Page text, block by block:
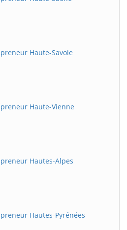
Haute-Savoie
Haute-Vienne
Hautes-Alpes
Hautes-Pyrénées